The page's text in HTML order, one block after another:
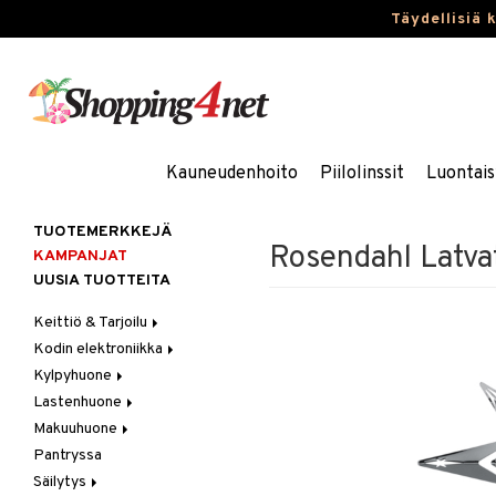
Täydellisiä
Kauneudenhoito Piilolinssit
Rosendahl
TUOTEMERKKEJÄ
KAMPANJAT
UUSIA TUOTTEITA
Keittiö & Tarjoilu
Aterimet
Kannut & Karahvit
Keittiösäilytys
Keittiötekstiilit
Keittiövälineet
Kodinkoneet
Kodin elektroniikka
Ääni
Kylpyhuone
Kylpyhuoneen sisustus
Kylpyhuoneen tarvikkeita
Kylpyhuoneen tekstiilit
Lastenhuone
Kylpyhuoneen koristelu
Lasten huonekalut
Lasten lamput
Makuuhuone
Huovat & Saalit
Koristetyynyt
Pantryssa
Säilytys